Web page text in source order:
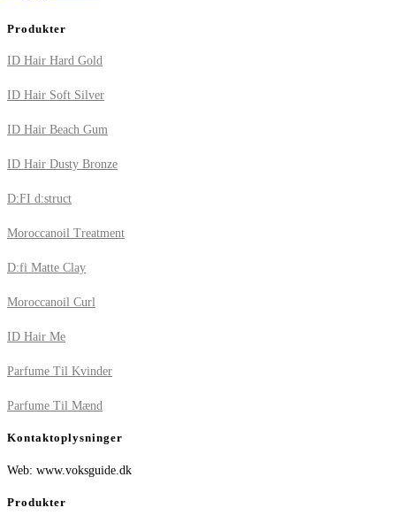
Produkter
ID Hair Hard Gold
ID Hair Soft Silver
ID Hair Beach Gum
ID Hair Dusty Bronze
D:FI d:struct
Moroccanoil Treatment
D:fi Matte Clay
Moroccanoil Curl
ID Hair Me
Parfume Til Kvinder
Parfume Til Mænd
Kontaktoplysninger
Web: www.voksguide.dk
Produkter